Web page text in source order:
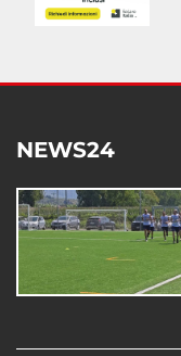
NEWS24